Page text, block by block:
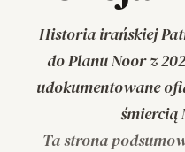
Historia irańskiej
do Planu Noor z
udokumentowane
śmiercią
Ta strona